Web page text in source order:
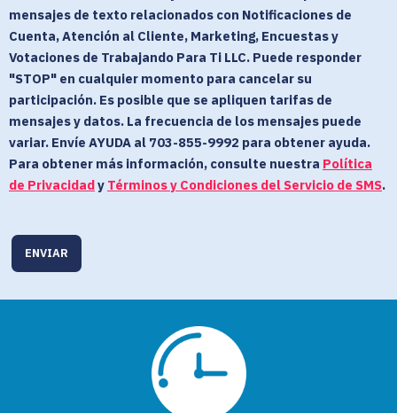
mensajes de texto relacionados con Notificaciones de
Cuenta, Atención al Cliente, Marketing, Encuestas y
Votaciones de Trabajando Para Ti LLC. Puede responder
"STOP" en cualquier momento para cancelar su
participación. Es posible que se apliquen tarifas de
mensajes y datos. La frecuencia de los mensajes puede
variar. Envíe AYUDA al 703-855-9992 para obtener ayuda.
Para obtener más información, consulte nuestra Política
de Privacidady Términos y Condiciones del Servicio de SMS.